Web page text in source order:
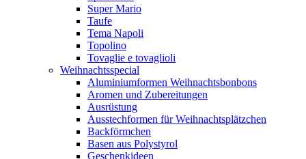
Super Mario
Taufe
Tema Napoli
Topolino
Tovaglie e tovaglioli
Weihnachtsspecial
Aluminiumformen Weihnachtsbonbons
Aromen und Zubereitungen
Ausrüstung
Ausstechformen für Weihnachtsplätzchen
Backförmchen
Basen aus Polystyrol
Geschenkideen